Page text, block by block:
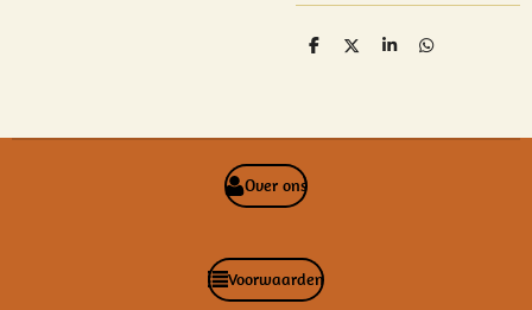
D
D
S
D
Over ons
Voorwaarden